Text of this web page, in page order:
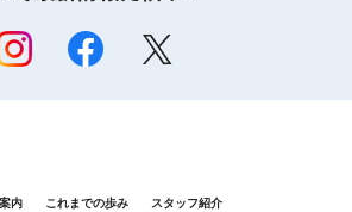
内 これまでの歩み スタッフ紹介